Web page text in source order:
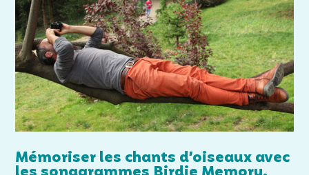
Mémoriser les chants d’oiseaux avec